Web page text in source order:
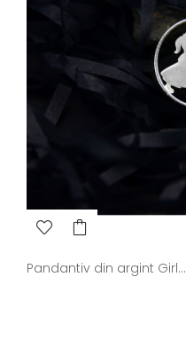
Pandantiv din argint Girl...